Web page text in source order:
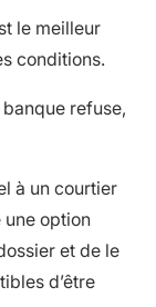
le meilleur
conditions.
banque refuse,
à un courtier
option
et de le
d’être